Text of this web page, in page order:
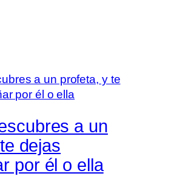
a un
dejas
por él o ella